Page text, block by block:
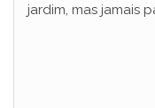
jardim, mas jamais